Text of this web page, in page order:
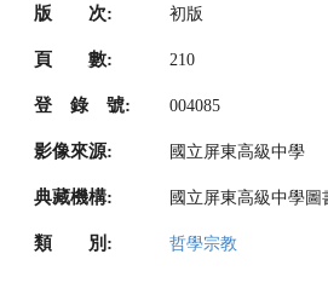
版 次: 初版
頁 數: 210
登 錄 號: 004085
影像來源: 國立屏東高級中學
典藏機構: 國立屏東高級中學圖
類 別: 哲學宗教